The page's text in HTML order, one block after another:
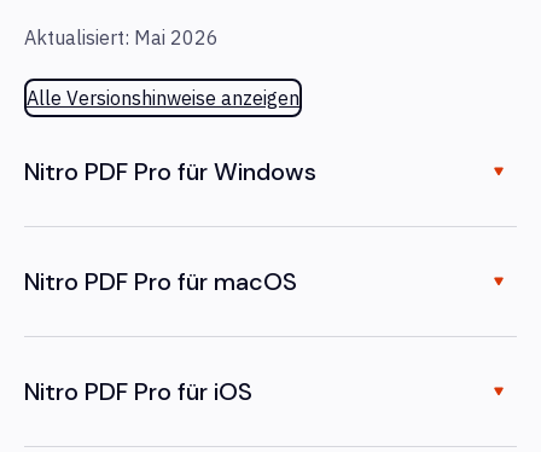
Aktualisiert: Mai 2026
Alle Versionshinweise anzeigen
Nitro PDF Pro für Windows
Nitro PDF Pro für macOS
Nitro PDF Pro für iOS